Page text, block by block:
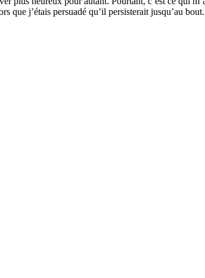
que j’étais persuadé qu’il persisterait jusqu’au